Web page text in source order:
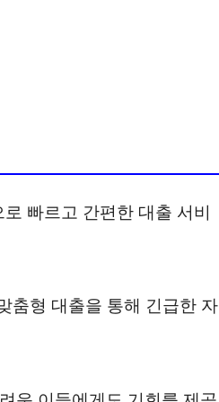
빠르고 간편한 대출 서비
춤형 대출을 통해 긴급한 자